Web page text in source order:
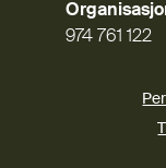
974 761 122